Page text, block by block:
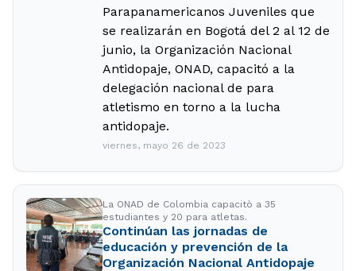
Parapanamericanos Juveniles que
se realizarán en Bogotá del 2 al 12 de
junio, la Organización Nacional
Antidopaje, ONAD, capacitó a la
delegación nacional de para
atletismo en torno a la lucha
antidopaje.
viernes, mayo 26 de 2023
La ONAD de Colombia capacitò a 35
estudiantes y 20 para atletas.
Continúan las jornadas de
educación y prevención de la
Organización Nacional Antidopaje